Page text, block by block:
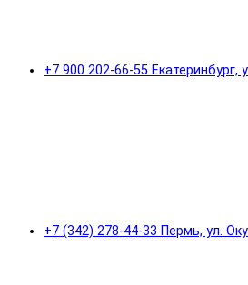
+7 900 202-66-55 Екатеринбург,
+7 (342) 278-44-33 Пермь, ул.